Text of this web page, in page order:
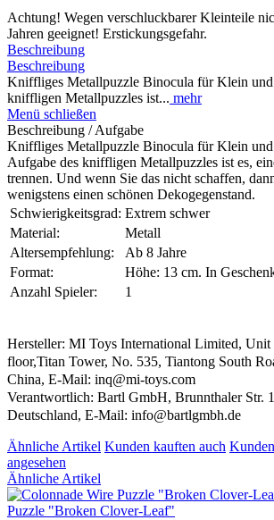
Achtung! Wegen verschluckbarer Kleinteile
Jahren geeignet! Erstickungsgefahr.
Beschreibung
Beschreibung
Kniffliges Metallpuzzle Binocula für Klein
kniffligen Metallpuzzles ist... mehr
Menü schließen
Beschreibung / Aufgabe
Kniffliges Metallpuzzle Binocula für Klein
Aufgabe des kniffligen Metallpuzzles ist es,
trennen. Und wenn Sie das nicht schaffen,
wenigstens einen schönen Dekogegenstand.
Schwierigkeitsgrad: Extrem schwer
Material:
Metall
Altersempfehlung:
Ab 8 Jahre
Format:
Höhe: 13 cm. In
Anzahl Spieler:
1
Hersteller: MI Toys International Limited, Unit
floor,Titan Tower, No. 535, Tiantong South
China, E-Mail: inq@mi-toys.com
Verantwortlich: Bartl GmbH, Brunnthaler Str.
Deutschland, E-Mail: info@bartlgmbh.de
Ähnliche Artikel Kunden kauften auch
angesehen
Ähnliche Artikel
Puzzle "Broken Clover-Leaf"